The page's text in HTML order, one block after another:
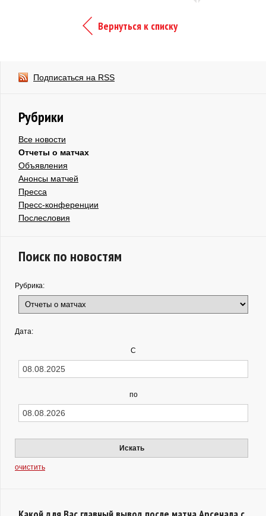
Вернуться к списку
Подписаться на RSS
Рубрики
Все новости
Отчеты о матчах
Объявления
Анонсы матчей
Пресса
Пресс-конференции
Послесловия
Поиск по новостям
Рубрика:
Дата:
С
по
Искать
очистить